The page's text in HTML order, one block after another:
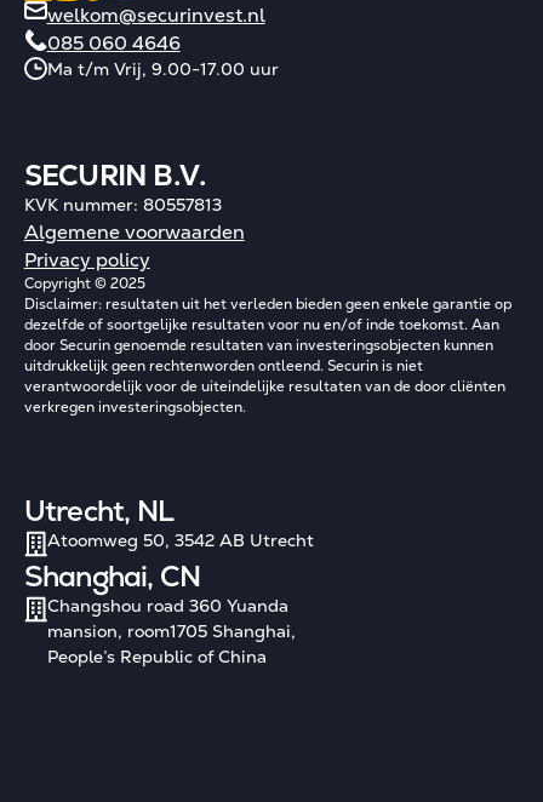
welkom@securinvest.nl
085 060 4646
Ma t/m Vrij, 9.00-17.00 uur
SECURIN B.V.
KVK nummer: 80557813
Algemene voorwaarden
Privacy policy
Copyright © 2025
Disclaimer: resultaten uit het verleden bieden geen enkele garantie op
dezelfde of soortgelijke resultaten voor nu en/of inde toekomst. Aan
door Securin genoemde resultaten van investeringsobjecten kunnen
uitdrukkelijk geen rechtenworden ontleend. Securin is niet
verantwoordelijk voor de uiteindelijke resultaten van de door cliënten
verkregen investeringsobjecten.
Utrecht, NL
Atoomweg 50, 3542 AB Utrecht
Shanghai, CN
Changshou road 360 Yuanda
mansion, room1705 Shanghai,
People’s Republic of China